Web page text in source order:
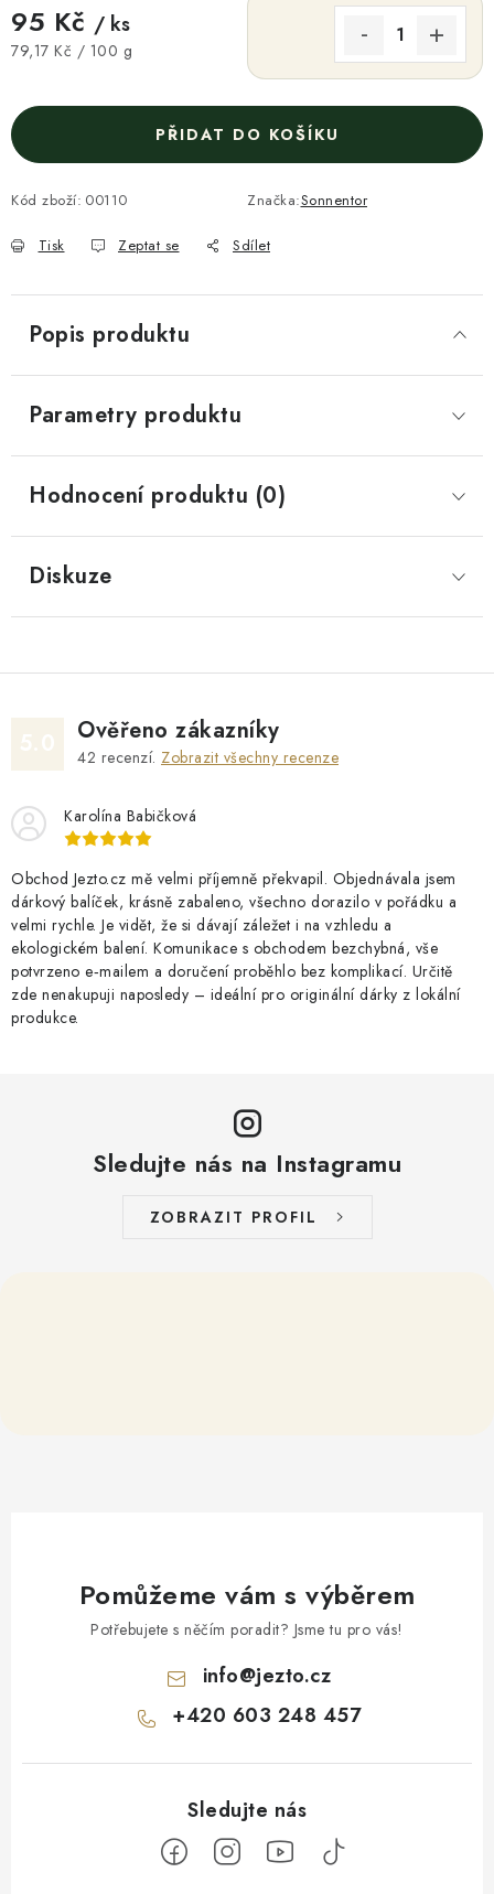
95 Kč / ks
Měrná cena:
79,17 Kč / 100 g
PŘIDAT DO KOŠÍKU
Kód zboží: 00110 Značka:Sonnentor
Tisk Zeptat se Sdílet
Popis produktu
Parametry produktu
Hodnocení produktu (0)
Diskuze
Ověřeno zákazníky
42 recenzí. Zobrazit všechny recenze
Karolína Babičková
Obchod Jezto.cz mě velmi příjemně překvapil. Objednávala jsem
dárkový balíček, krásně zabaleno, všechno dorazilo v pořádku a
velmi rychle. Je vidět, že si dávají záležet i na vzhledu a
ekologickém balení. Komunikace s obchodem bezchybná, vše
potvrzeno e‑mailem a doručení proběhlo bez komplikací. Určitě
zde nenakupuji naposledy – ideální pro originální dárky z lokální
produkce.
Sledujte nás na Instagramu
ZOBRAZIT PROFIL
Pomůžeme vám s výběrem
Potřebujete s něčím poradit? Jsme tu pro vás!
info@jezto.cz
+420 603 248 457